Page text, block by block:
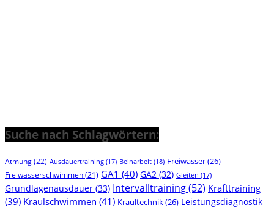
Suche nach Schlagwörtern:
Atmung(22) Ausdauertraining (17) Beinarbeit (18) Freiwasser(26)
Freiwasserschwimmen (21) GA1 (40) GA2 (32) Gleiten (17)
Grundlagenausdauer (33) Intervalltraining(52) Krafttraining
(39) Kraulschwimmen (41) Kraultechnik(26) Leistungsdiagnostik